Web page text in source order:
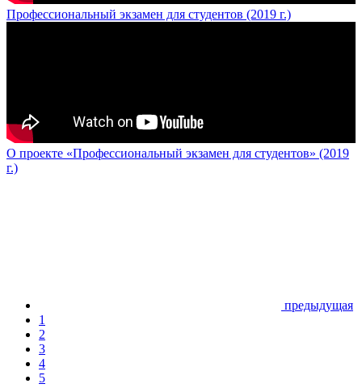
Профессиональный экзамен для студентов (2019 г.)
О проекте «Профессиональный экзамен для студентов» (2019
г.)
предыдущая
1
2
3
4
5